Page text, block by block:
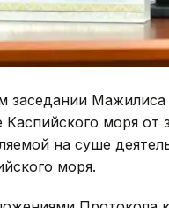
заседании
моря от
на суше
моря.